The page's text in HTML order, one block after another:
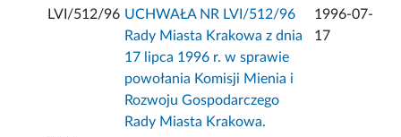
LVI/512/96 UCHWAŁA NR LVI/512/96
Rady Miasta Krakowa z dnia
17 lipca 1996 r. w sprawie
powołania Komisji Mienia i
Rozwoju Gospodarczego
Rady Miasta Krakowa.
1996-07-
17